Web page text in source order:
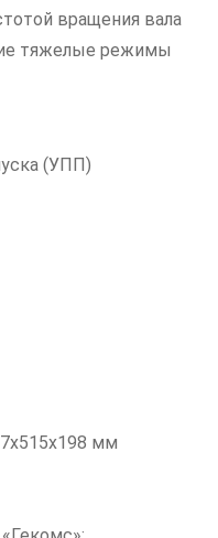
вращения вала
тяжелые режимы
(УПП)
мм